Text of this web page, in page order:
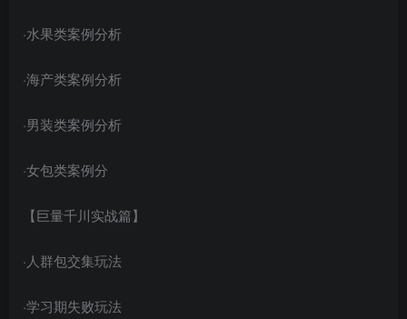
·水果类案例分析
·海产类案例分析
·男装类案例分析
·女包类案例分
【巨量千川实战篇】
·人群包交集玩法
·学习期失败玩法